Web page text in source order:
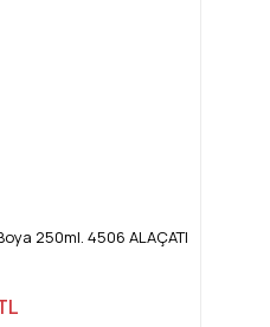
250ml. 4506 ALAÇATI